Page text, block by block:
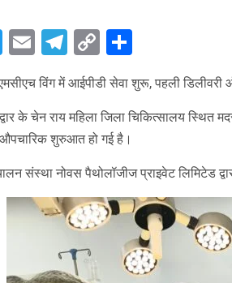
Twitter
EmailTelegram
Copy
Link
Share
विंग में आईपीडी सेवा शुरू, पहली
के चेन राय महिला जिला चिकित्सालय स्थित
शुरुआत हो गई है।
संस्था नोवस पैथोलॉजीज प्राइवेट लिमिटेड